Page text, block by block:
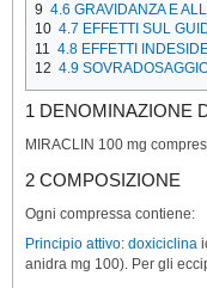
9 4.6 GRAVIDANZA E
10 4.7 EFFETTI SUL
11
4.8 EFFETTI
12 4.9
1 DENOMINAZIONE
MIRACLIN 100 mg
2 COMPOSIZIONE
Ogni compressa contiene:
Principio attivo: doxiciclina
anidra mg 100). Per gli